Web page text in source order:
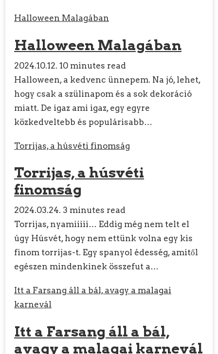
Halloween Malagában
Halloween Malagában
2024.10.12. 10 minutes read
Halloween, a kedvenc ünnepem. Na jó, lehet,
hogy csak a szülinapom és a sok dekoráció
miatt. De igaz ami igaz, egy egyre
közkedveltebb és populárisabb…
Torrijas, a húsvéti finomság
Torrijas, a húsvéti
finomság
2024.03.24. 3 minutes read
Torrijas, nyamiiiii… Eddig még nem telt el
úgy Húsvét, hogy nem ettünk volna egy kis
finom torrijas-t. Egy spanyol édesség, amitől
egészen mindenkinek összefut a…
Itt a Farsang áll a bál, avagy a malagai
karnevál
Itt a Farsang áll a bál,
avagy a malagai karnevál